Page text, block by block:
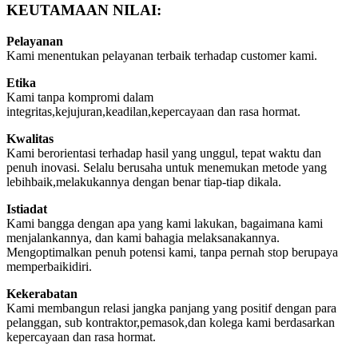
KEUTAMAAN NILAI:
Pelayanan
Kami menentukan pelayanan terbaik terhadap customer kami.
Etika
Kami tanpa kompromi dalam
integritas,kejujuran,keadilan,kepercayaan dan rasa hormat.
Kwalitas
Kami berorientasi terhadap hasil yang unggul, tepat waktu dan
penuh inovasi. Selalu berusaha untuk menemukan metode yang
lebihbaik,melakukannya dengan benar tiap-tiap dikala.
Istiadat
Kami bangga dengan apa yang kami lakukan, bagaimana kami
menjalankannya, dan kami bahagia melaksanakannya.
Mengoptimalkan penuh potensi kami, tanpa pernah stop berupaya
memperbaikidiri.
Kekerabatan
Kami membangun relasi jangka panjang yang positif dengan para
pelanggan, sub kontraktor,pemasok,dan kolega kami berdasarkan
kepercayaan dan rasa hormat.